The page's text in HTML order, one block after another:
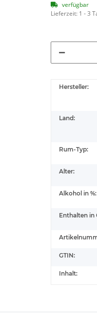
verfügbar
Lieferzeit: 1 - 3
Hersteller:
Land:
Rum-Typ:
Alter:
Alkohol in %:
Enthalten in
GTIN:
Inhalt: